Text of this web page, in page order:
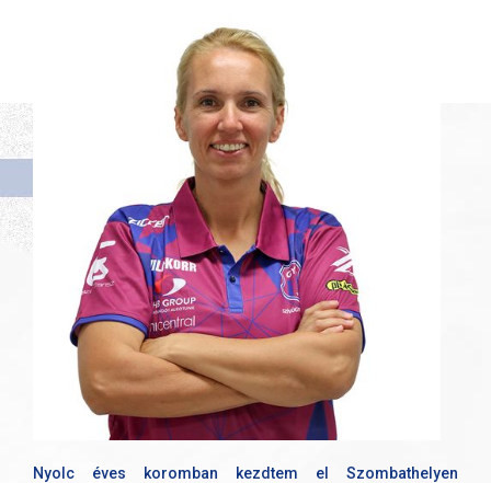
Nyolc éves koromban kezdtem el Szombathelyen